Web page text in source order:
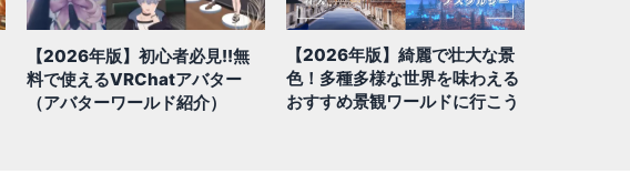
【2026年版】初心者必見!!無
料で使えるVRChatアバター
（アバターワールド紹介）
【2026年版】綺麗で壮大な景
色！多種多様な世界を味わえる
おすすめ景観ワールドに行こう